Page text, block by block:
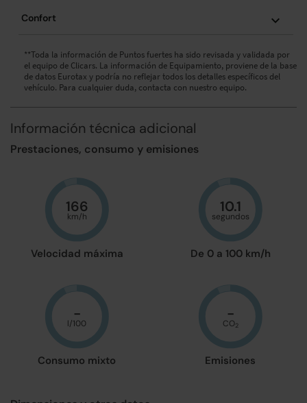
Confort
**Toda la información de Puntos fuertes ha sido revisada y validada por
el equipo de Clicars. La información de Equipamiento, proviene de la base
de datos Eurotax y podría no reflejar todos los detalles específicos del
vehículo. Para cualquier duda, contacta con nuestro equipo.
Información técnica adicional
Prestaciones, consumo y emisiones
Velocidad máxima
166
km/h
De 0 a 100 km/h
10.1
segundos
Consumo mixto
-
l/100
Emisiones
-
CO2